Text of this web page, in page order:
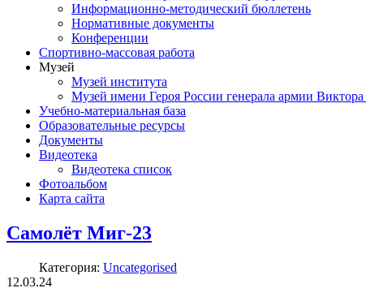
Информационно-методический бюллетень
Нормативные документы
Конференции
Спортивно-массовая работа
Музей
Музей института
Музей имени Героя России генерала армии
Учебно-материальная база
Образовательные ресурсы
Документы
Видеотека
Видеотека список
Фотоальбом
Карта сайта
Самолёт Миг-23
Категория: Uncategorised
12.03.24